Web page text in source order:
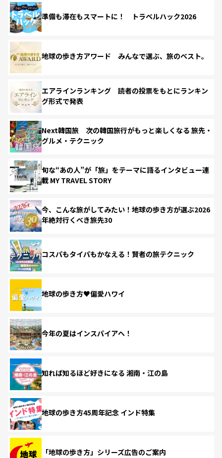
準備も滞在もスマートに！ トラベルハック2026
地球の歩き方アワード みんなで選ぶ、旅のベスト。
エアラインランキング 読者の投票をもとにランキン
グ形式で発表
Next韓国旅 次の韓国旅行がもっと楽しくなる 旅先・
グルメ・テクニック
旬な“あの人”が「旅」をテーマに語るインタビュー連
載 MY TRAVEL STORY
今、こんな旅がしてみたい！地球の歩き方が選ぶ2026
年絶対行くべき旅先30
コスパもタイパもかなえる！賢者の旅テクニック
地球の歩き方♥偏愛ハワイ
今年の夏はインスパイアへ！
知れば知るほど好きになる 湘南・江の島
地球の歩き方45周年記念 インド特集
「地球の歩き方」シリーズ広告のご案内